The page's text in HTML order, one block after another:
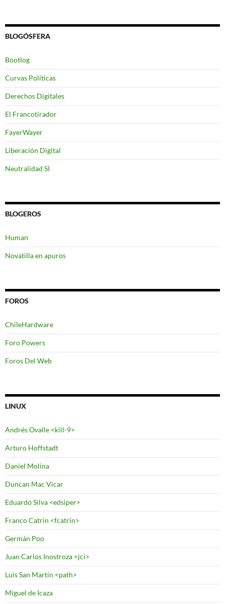
BLOGÓSFERA
Bootlog
Curvas Políticas
Derechos Digitales
El Francotirador
FayerWayer
Liberación Digital
Neutralidad SI
BLOGEROS
Human
Novatilla en apuros
FOROS
ChileHardware
Foro Powers
Foros Del Web
LINUX
Andrés Ovalle <kill-9>
Arturo Hoffstadt
Daniel Molina
Duncan Mac Vicar
Eduardo Silva <edsiper>
Franco Catrin <fcatrin>
Germán Poo
Juan Carlos Inostroza <jci>
Luis San Martín <path>
Miguel de Icaza